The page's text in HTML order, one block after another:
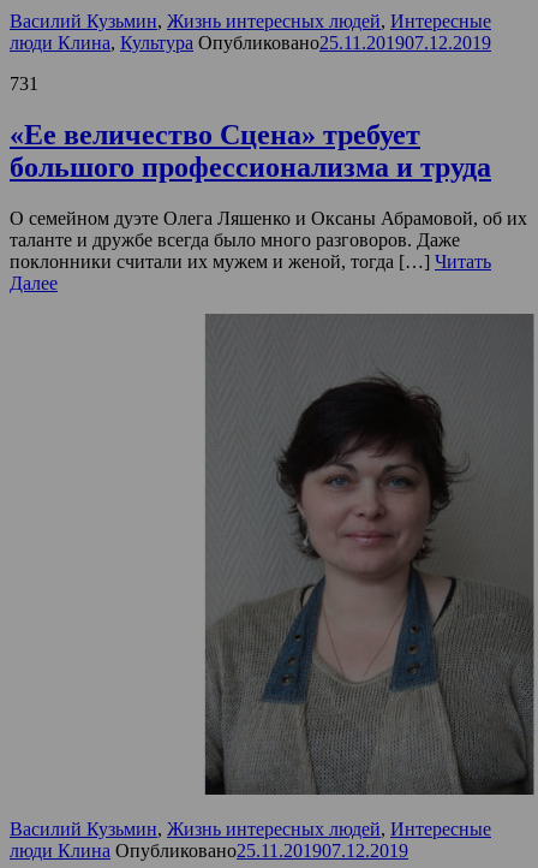
Василий Кузьмин, Жизнь интересных людей, Интересные
люди Клина, Культура Опубликовано25.11.201907.12.2019
731
«Ее величество Сцена» требует
большого профессионализма и труда
О семейном дуэте Олега Ляшенко и Оксаны Абрамовой, об их
таланте и дружбе всегда было много разговоров. Даже
поклонники считали их мужем и женой, тогда […] Читать
Далее
Василий Кузьмин, Жизнь интересных людей, Интересные
люди Клина Опубликовано25.11.201907.12.2019